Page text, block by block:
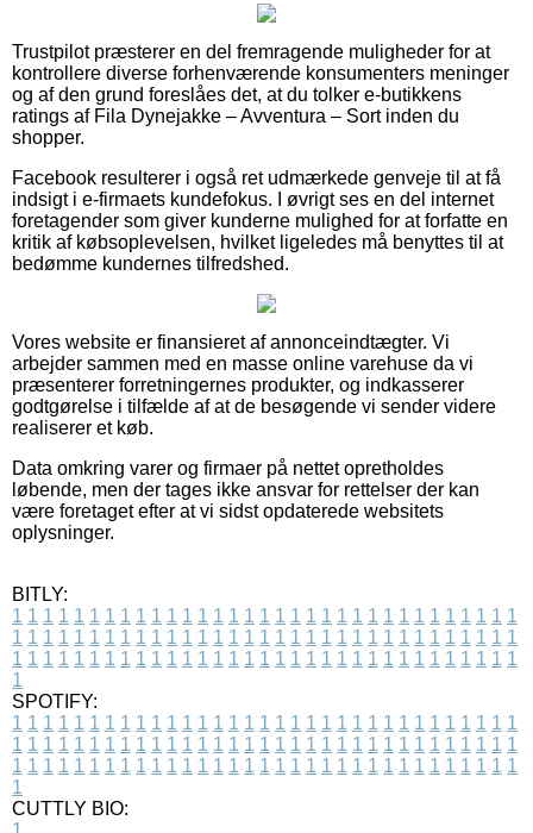
Trustpilot præsterer en del fremragende muligheder for at
kontrollere diverse forhenværende konsumenters meninger
og af den grund foreslåes det, at du tolker e-butikkens
ratings af Fila Dynejakke – Avventura – Sort inden du
shopper.
Facebook resulterer i også ret udmærkede genveje til at få
indsigt i e-firmaets kundefokus. I øvrigt ses en del internet
foretagender som giver kunderne mulighed for at forfatte en
kritik af købsoplevelsen, hvilket ligeledes må benyttes til at
bedømme kundernes tilfredshed.
Vores website er finansieret af annonceindtægter. Vi
arbejder sammen med en masse online varehuse da vi
præsenterer forretningernes produkter, og indkasserer
godtgørelse i tilfælde af at de besøgende vi sender videre
realiserer et køb.
Data omkring varer og firmaer på nettet opretholdes
løbende, men der tages ikke ansvar for rettelser der kan
være foretaget efter at vi sidst opdaterede websitets
oplysninger.
BITLY:
1 1 1 1 1 1 1 1 1 1 1 1 1 1 1 1 1 1 1 1 1 1 1 1 1 1 1 1 1 1 1 1 1
1 1 1 1 1 1 1 1 1 1 1 1 1 1 1 1 1 1 1 1 1 1 1 1 1 1 1 1 1 1 1 1 1
1 1 1 1 1 1 1 1 1 1 1 1 1 1 1 1 1 1 1 1 1 1 1 1 1 1 1 1 1 1 1 1 1
1
SPOTIFY:
1 1 1 1 1 1 1 1 1 1 1 1 1 1 1 1 1 1 1 1 1 1 1 1 1 1 1 1 1 1 1 1 1
1 1 1 1 1 1 1 1 1 1 1 1 1 1 1 1 1 1 1 1 1 1 1 1 1 1 1 1 1 1 1 1 1
1 1 1 1 1 1 1 1 1 1 1 1 1 1 1 1 1 1 1 1 1 1 1 1 1 1 1 1 1 1 1 1 1
1
CUTTLY BIO: